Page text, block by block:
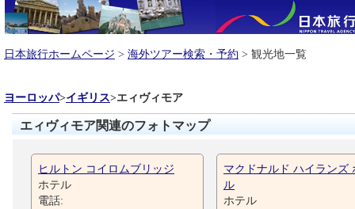
日本旅行ホームページ > 海外ツアー検索・予約 > 観光地一覧
ヨーロッパ>イギリス>エィヴィモア
エィヴィモア関連のフォトマップ
ヒルトン コイロムブリッジ
ホテル
電話:
マクドナルド ハイランズ
ル
ホテル